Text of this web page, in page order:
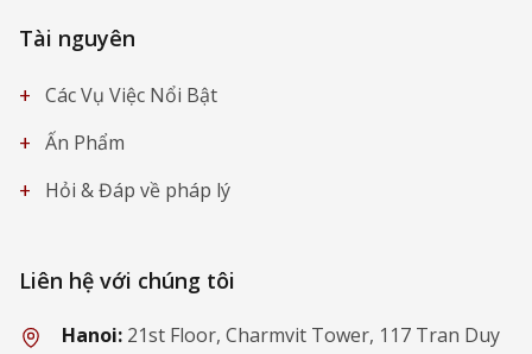
Tài nguyên
+ Các Vụ Việc Nổi Bật
+ Ấn Phẩm
+ Hỏi & Đáp về pháp lý
Liên hệ với chúng tôi
Hanoi: 21st Floor, Charmvit Tower, 117 Tran Duy